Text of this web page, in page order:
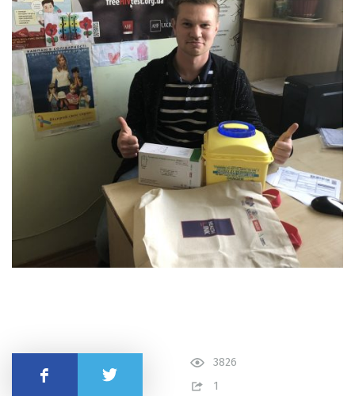
3826
1
Поділитись